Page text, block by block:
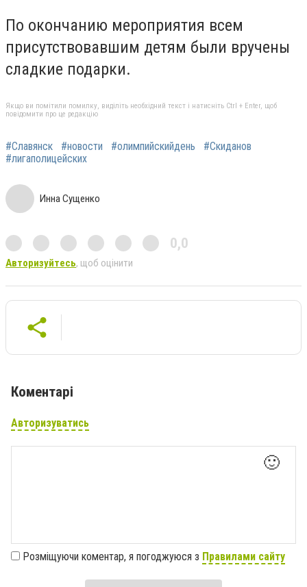
По окончанию мероприятия всем
присутствовавшим детям были вручены
сладкие подарки.
Якщо ви помітили помилку, виділіть необхідний текст і натисніть Ctrl + Enter, щоб
повідомити про це редакцію
#Славянск #новости #олимпийскийдень
#Скиданов
#лигаполицейских
Инна Сущенко
0,0
Авторизуйтесь, щоб оцінити
Коментарі
Авторизуватись
🙂
Розміщуючи коментар, я погоджуюся з Правилами сайту